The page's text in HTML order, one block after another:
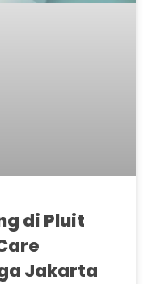
di Pluit
Jakarta